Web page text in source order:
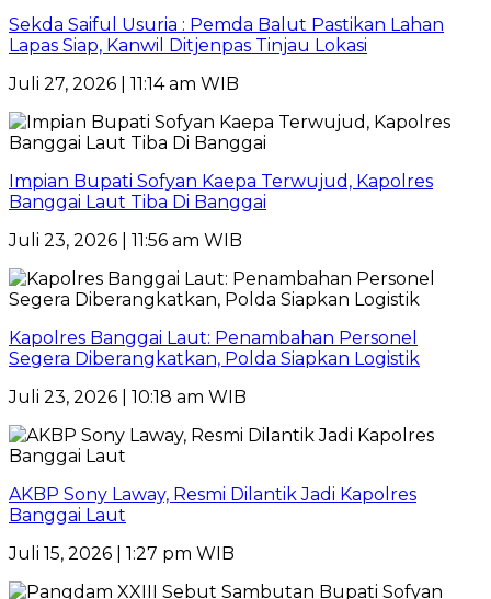
Sekda Saiful Usuria : Pemda Balut Pastikan Lahan
Lapas Siap, Kanwil Ditjenpas Tinjau Lokasi
Juli 27, 2026 | 11:14 am WIB
Impian Bupati Sofyan Kaepa Terwujud, Kapolres
Banggai Laut Tiba Di Banggai
Juli 23, 2026 | 11:56 am WIB
Kapolres Banggai Laut: Penambahan Personel
Segera Diberangkatkan, Polda Siapkan Logistik
Juli 23, 2026 | 10:18 am WIB
AKBP Sony Laway, Resmi Dilantik Jadi Kapolres
Banggai Laut
Juli 15, 2026 | 1:27 pm WIB